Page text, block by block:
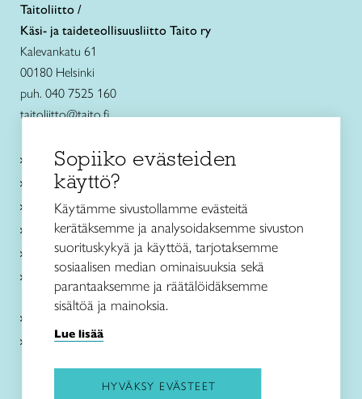
Taitoliitto /
Käsi- ja taideteollisuusliitto Taito ry
Kalevankatu 61
00180 Helsinki
puh. 040 7525 160
taitoliitto@taito.fi
Käsityökurssit ja koulutus
Ajankohtaista
Käsityöohjeet
Me olemme Taito
Paikallinen toiminta
Verkkokaupat
Kirjaudu Arviin
Kirjaudu Taitocampukseen
Sopiiko evästeiden
käyttö?
Käytämme sivustollamme evästeitä
kerätäksemme ja analysoidaksemme sivuston
suorituskykyä ja käyttöä, tarjotaksemme
sosiaalisen median ominaisuuksia sekä
parantaaksemme ja räätälöidäksemme
sisältöä ja mainoksia.
Lue lisää
HYVÄKSY EVÄSTEET